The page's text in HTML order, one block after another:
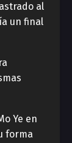
al
un final
Ye en
forma